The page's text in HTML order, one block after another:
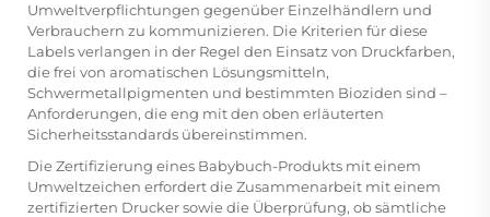
Umweltverpflichtungen gegenüber Einzelhändlern und
Verbrauchern zu kommunizieren. Die Kriterien für diese
Labels verlangen in der Regel den Einsatz von Druckfarben,
die frei von aromatischen Lösungsmitteln,
Schwermetallpigmenten und bestimmten Bioziden sind –
Anforderungen, die eng mit den oben erläuterten
Sicherheitsstandards übereinstimmen.
Die Zertifizierung eines Babybuch-Produkts mit einem
Umweltzeichen erfordert die Zusammenarbeit mit einem
zertifizierten Drucker sowie die Überprüfung, ob sämtliche